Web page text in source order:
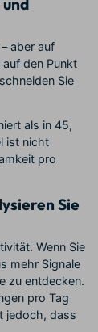
aber auf
den Punkt
Sie
als in 45,
ist nicht
pro
Sie
Wenn Sie
mehr Signale
zu entdecken.
pro Tag
jedoch, dass